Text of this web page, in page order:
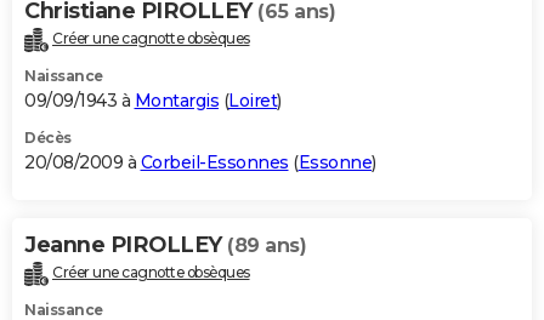
Christiane PIROLLEY (65 ans)
Créer une cagnotte obsèques
Naissance
09/09/1943 à Montargis (Loiret)
Décès
20/08/2009 à Corbeil-Essonnes (Essonne)
Jeanne PIROLLEY (89 ans)
Créer une cagnotte obsèques
Naissance